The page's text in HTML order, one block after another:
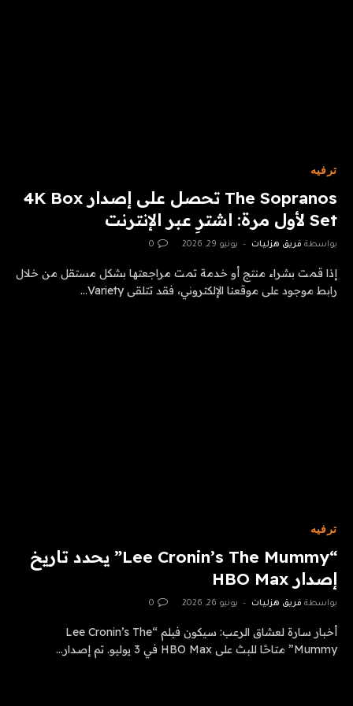
ترفيه
The Sopranos تحصل على إصدار 4K Box
Set لأول مرة: اشترِ عبر الإنترنت
بواسطة فريق هزليات يونيو 29, 2026 0
إذا قمت بشراء منتج أو خدمة تمت مراجعتها بشكل مستقل من خلال
رابط موجود على موقعنا الإلكتروني، فقد تتلقى Variety…
ترفيه
“Lee Cronin’s The Mummy” يحدد تاريخ
إصدار HBO Max
بواسطة فريق هزليات يونيو 26, 2026 0
أخبار سارة لعشاق الرعب: سيكون فيلم “Lee Cronin’s The
Mummy” متاحًا للبث على HBO Max في 3 يوليو. تم إصدار…